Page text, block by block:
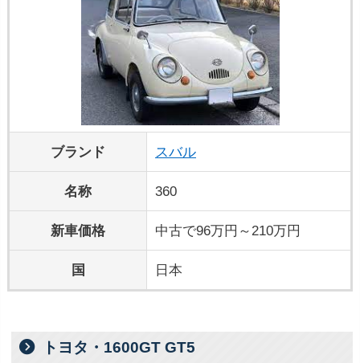
ブランド スバル
名称 360
新車価格 中古で96万円～210万円
国 日本
トヨタ・1600GT GT5